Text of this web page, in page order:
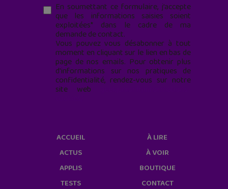
En soumettant ce formulaire, j’accepte
que les informations saisies soient
exploitées* dans le cadre de ma
demande de contact.
Vous pouvez vous désabonner à tout
moment en cliquant sur le lien en bas de
page de nos emails. Pour obtenir plus
d'informations sur nos pratiques de
confidentialité, rendez-vous sur notre
site web
ACCUEIL
ACTUS
APPLIS
TESTS
À LIRE
À VOIR
BOUTIQUE
CONTACT